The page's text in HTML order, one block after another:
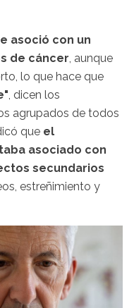
asoció con un
de cáncer, aunque
lo que hace que
, dicen los
agrupados de todos
que el
asociado con
secundarios
estreñimiento y